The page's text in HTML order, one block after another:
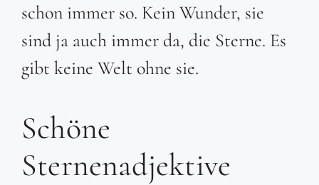
schon immer so. Kein Wunder, sie
sind ja auch immer da, die Sterne. Es
gibt keine Welt ohne sie.
Schöne
Sternenadjektive